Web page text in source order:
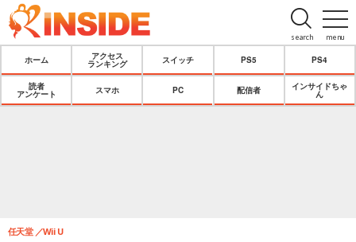
menu
search
ホーム
アクセス
ランキング
スイッチ PS5 PS4
読者
アンケート
スマホ PC 配信者
インサイドちゃ
ん
任天堂 Wii U